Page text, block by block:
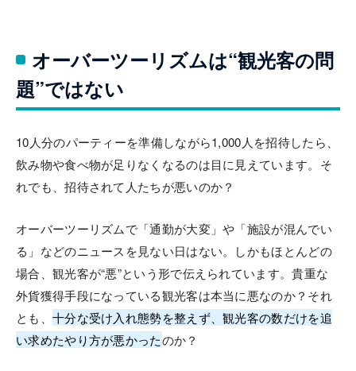
オーバーツーリズムは“観光客の問
題”ではない
10人分のパーティーを準備しながら1,000人を招待したら、
飲み物や食べ物が足りなくなるのは目に見えています。そ
れでも、招待されて人たちが悪いのか？
オーバーツーリズムで「通勤が大変」や「施設が混んでい
る」などのニュースを見ない日はない。しかもほとんどの
場合、観光客が“悪”という形で伝えられています。貴重な
外貨獲得手段になっている観光客は本当に悪なのか？それ
とも、 十分な受け入れ態勢を整えず、観光客の数だけを追
い求めたやり方が悪かったのか？